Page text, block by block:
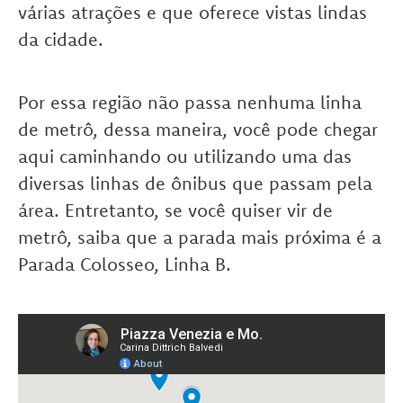
várias atrações e que oferece vistas lindas
da cidade.
Por essa região não passa nenhuma linha
de metrô, dessa maneira, você pode chegar
aqui caminhando ou utilizando uma das
diversas linhas de ônibus que passam pela
área. Entretanto, se você quiser vir de
metrô, saiba que a parada mais próxima é a
Parada Colosseo, Linha B.